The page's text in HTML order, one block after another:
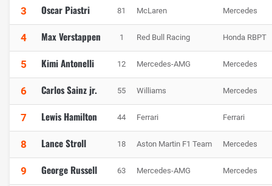
3 Oscar Piastri 81 McLaren Mercedes
4 Max Verstappen 1 Red Bull Racing Honda RBPT
5 Kimi Antonelli 12 Mercedes-AMG Mercedes
6 Carlos Sainz jr. 55 Williams Mercedes
7 Lewis Hamilton 44 Ferrari Ferrari
8 Lance Stroll 18 Aston Martin F1 Team Mercedes
9 George Russell 63 Mercedes-AMG Mercedes